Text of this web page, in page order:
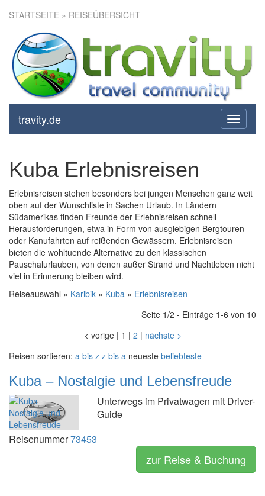
STARTSEITE » REISEÜBERSICHT
toggle
travity.de
Kuba Erlebnisreisen
Erlebnisreisen stehen besonders bei jungen Menschen ganz weit
oben auf der Wunschliste in Sachen Urlaub. In Ländern
Südamerikas finden Freunde der Erlebnisreisen schnell
Herausforderungen, etwa in Form von ausgiebigen Bergtouren
oder Kanufahrten auf reißenden Gewässern. Erlebnisreisen
bieten die wohltuende Alternative zu den klassischen
Pauschalurlauben, von denen außer Strand und Nachtleben nicht
viel in Erinnerung bleiben wird.
Reiseauswahl » Karibik » Kuba » Erlebnisreisen
Seite 1/2 - Einträge 1-6 von 10
< vorige | 1 | 2 | nächste >
Reisen sortieren: a bis z z bis a neueste beliebteste
Kuba – Nostalgie und Lebensfreude
Unterwegs im Privatwagen mit Driver-
Guide
Reisenummer73453
zur Reise & Buchung